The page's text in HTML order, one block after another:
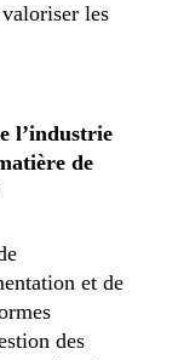
les
l’industrie
de
et de
des